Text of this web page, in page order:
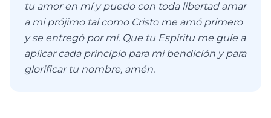
tu amor en mí y puedo con toda libertad amar
a mi prójimo tal como Cristo me amó primero
y se entregó por mí. Que tu Espíritu me guíe a
aplicar cada principio para mi bendición y para
glorificar tu nombre, amén.